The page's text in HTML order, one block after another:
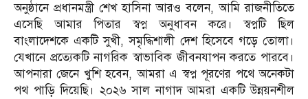
অনুষ্ঠানে প্রধানমন্ত্রী শেখ হাসিনা আরও বলেন, আমি রাজনীতিতে
এসেছি আমার পিতার স্বপ্ন অনুধাবন করে। স্বপ্নটি ছিল
বাংলাদেশকে একটি সুখী, সমৃদ্ধিশালী দেশ হিসেবে গড়ে তোলা।
যেখানে প্রত্যেকটি নাগরিক স্বাভাবিক জীবনযাপন করতে পারবে।
আপনারা জেনে খুশি হবেন, আমরা এ স্বপ্ন পূরণের পথে অনেকটা
পথ পাড়ি দিয়েছি। ২০২৬ সাল নাগাদ আমরা একটি উন্নয়নশীল